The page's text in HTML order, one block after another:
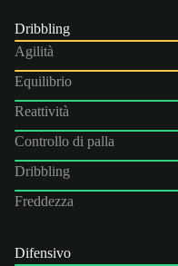
Dribbling
Agilità
Equilibrio
Reattività
Controllo di palla
Dribbling
Freddezza
Difensivo